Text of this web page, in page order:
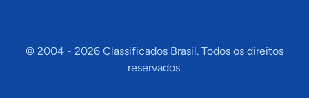
© 2004 - 2026 Classificados Brasil. Todos os direitos
reservados.